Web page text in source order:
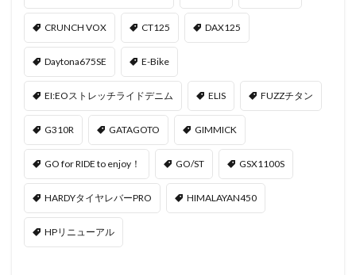
CRUNCH VOX CT125 DAX125
Daytona675SE E-Bike
EI:EOストレッチライドデニム ELIS FUZZチタン
G310R GATAGOTO GIMMICK
GO for RIDE to enjoy！ GO/ST GSX1100S
HARDYタイヤレバーPRO HIMALAYAN450
HPリニューアル